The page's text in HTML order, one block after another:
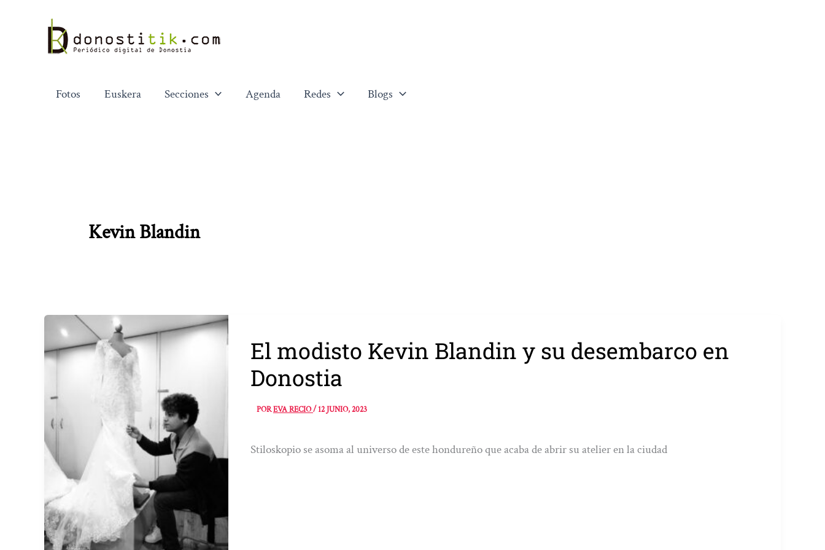
contenido
Fotos Euskera Secciones Agenda Redes Blogs
Kevin Blandin
El modisto Kevin Blandin y su desembarco en
Donostia
POREVA RECIO/12 JUNIO, 2023
Stiloskopio se asoma al universo de este hondureño que acaba de abrir su atelier en la ciudad